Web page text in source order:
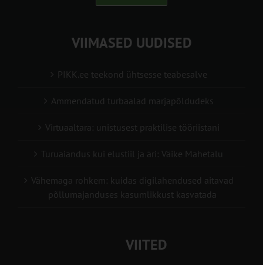
VIIMASED UUDISED
PIKK.ee teekond ühtsesse teabesalve
Ammendatud turbaalad marjapõldudeks
Virtuaaltara: unistusest praktilise tööriistani
Turuaiandus kui elustiil ja äri: Väike Mahetalu
Vähemaga rohkem: kuidas digilahendused aitavad
põllumajanduses kasumlikkust kasvatada
VIITED